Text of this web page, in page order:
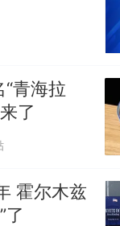
“青海拉
了
霍尔木兹
了